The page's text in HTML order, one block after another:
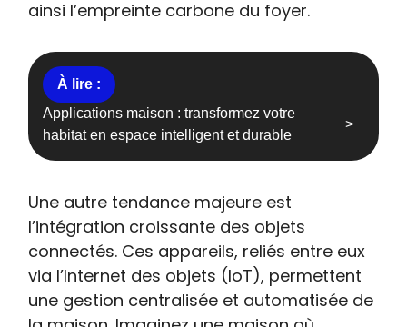
ainsi l’empreinte carbone du foyer.
Applications maison : transformez votre
habitat en espace intelligent et durable
Une autre tendance majeure est
l’intégration croissante des objets
connectés. Ces appareils, reliés entre eux
via l’Internet des objets (IoT), permettent
une gestion centralisée et automatisée de